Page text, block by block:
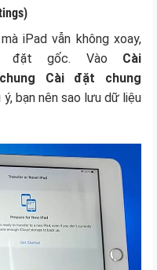
iPad vẫn không xoay,
đặt gốc. Vào Cài
Cài đặt chung
ý, bạn nên sao lưu dữ liệu